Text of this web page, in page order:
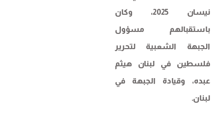
نيسان 2025، وكان
باستقبالهم مسؤول
الجبهة الشعبية لتحرير
فلسطين في لبنان هيثم
عبده، وقيادة الجبهة في
لبنان.